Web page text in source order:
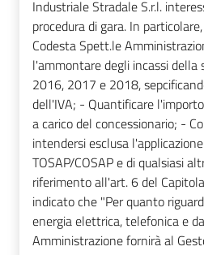
Industriale Stradale S.r.l.
procedura di gara. In
Codesta Spett.le
l'ammontare degli incassi
2016, 2017 e 2018,
dell'IVA; - Quantificare
a carico del concessionario; -
intendersi esclusa
TOSAP/COSAP e di qualsiasi
riferimento all'art. 6 del
indicato che "Per quanto
energia elettrica, telefonica e
Amministrazione fornirà al